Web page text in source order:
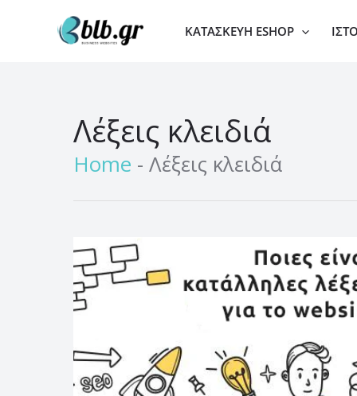
ΚΑΤΑΣΚΕΥΉ ESHOP
Λέξεις κλειδιά
Home - Λέξεις κλειδιά
Επιλέξτε
τις
κατάλληλες
λέξεις-
για
το